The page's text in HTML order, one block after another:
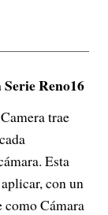
Reno16
trae
Esta
con un
como Cámara